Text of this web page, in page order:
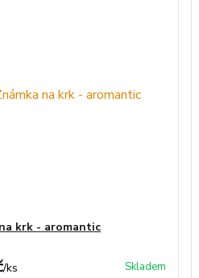
krk - aromantic
/ks Skladem